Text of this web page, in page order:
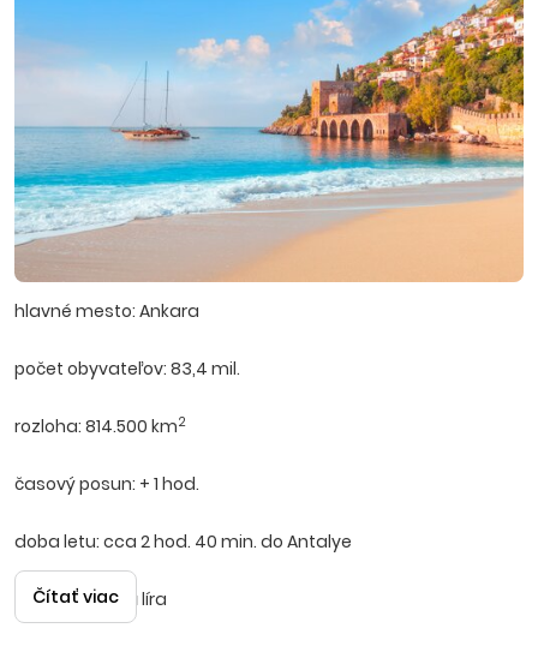
hlavné mesto: Ankara
počet obyvateľov: 83,4 mil.
rozloha: 814.500 km2
časový posun: + 1 hod.
doba letu: cca 2 hod. 40 min. do Antalye
mena: turecká líra
Čítať viac